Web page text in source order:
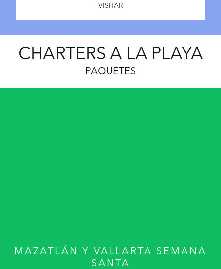
VISITAR
CHARTERS A LA PLAYA
PAQUETES
MAZATLÁN Y VALLARTA SEMANA
SANTA